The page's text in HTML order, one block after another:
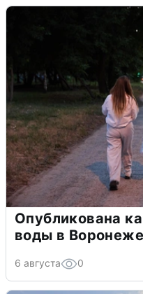
Опубликована
воды в Воронеже
6 августа 0